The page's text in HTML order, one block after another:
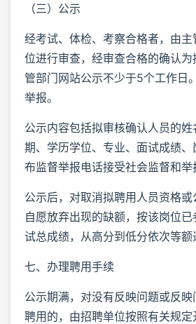
（三）公示
经考试、体检、考察合格者，由
位进行审查，经审查合格的确认
管部门网站公示不少于5个工作日
举报。
公示内容包括拟审核确认人员的
期、学历学位、专业、面试成绩
布监督举报电话接受社会监督和举
公示后，对取消拟聘用人员资格
自愿放弃出现的缺额，按该岗位
试总成绩，从高分到低分依次等额
七、办理聘用手续
公示期满，对没有反映问题或反
聘用的，由招聘单位按照有关规